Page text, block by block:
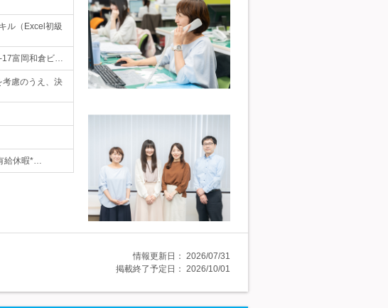
ル（Excel初級
17富岡和倉ビ…
慮のうえ、決
給休暇*…
情報更新日： 2026/07/31
掲載終了予定日： 2026/10/01